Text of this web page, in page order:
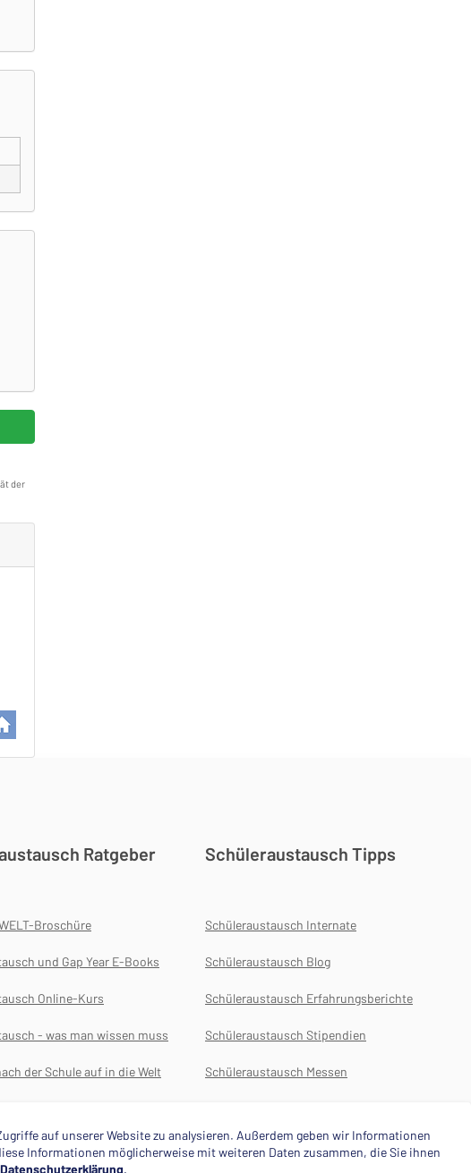
der
Ratgeber
Broschüre
und Gap Year E-Books
Online-Kurs
- was man wissen muss
der Schule auf in die Welt
Schüleraustausch Tipps
Schüleraustausch Internate
Schüleraustausch Blog
Schüleraustausch Erfahrungsberichte
Schüleraustausch Stipendien
Schüleraustausch Messen
auf unserer Website zu analysieren. Außerdem geben wir Informationen
Informationen möglicherweise mit weiteren Daten zusammen, die Sie ihnen
Datenschutzerklärung.